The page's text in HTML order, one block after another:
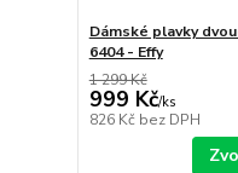
Dámské plavky
6404 - Effy
1 299 Kč
999 Kč/ks
826 Kč bez DPH